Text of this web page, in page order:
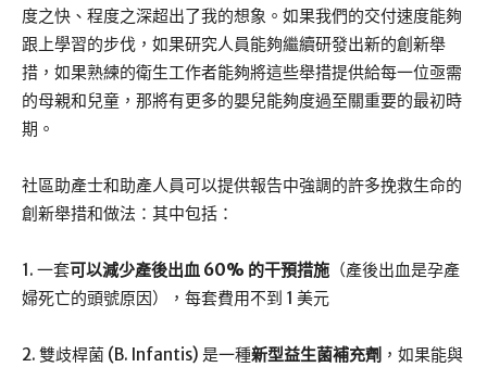
度之快、程度之深超出了我的想象。如果我們的交付速度能夠
跟上學習的步伐，如果研究人員能夠繼續研發出新的創新舉
措，如果熟練的衛生工作者能夠將這些舉措提供給每一位亟需
的母親和兒童，那將有更多的嬰兒能夠度過至關重要的最初時
期。
社區助產士和助產人員可以提供報告中強調的許多挽救生命的
創新舉措和做法：其中包括：
1. 一套可以減少產後出血 60% 的干預措施 （產後出血是孕產
婦死亡的頭號原因），每套費用不到 1 美元
2. 雙歧桿菌 (B. Infantis) 是一種新型益生菌補充劑 ，如果能與